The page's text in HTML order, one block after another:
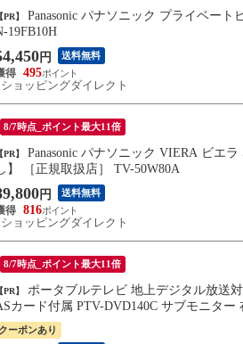
【PR】
19FB10H
円 送料無料
495
ョッピングダイレクト
8/7時点_ポイント最大11倍
【PR】
】 ［正規取扱店］ TV-50W80A
円 送料無料
816
ョッピングダイレクト
8/7時点_ポイント最大11倍
【PR】
クーポンあり